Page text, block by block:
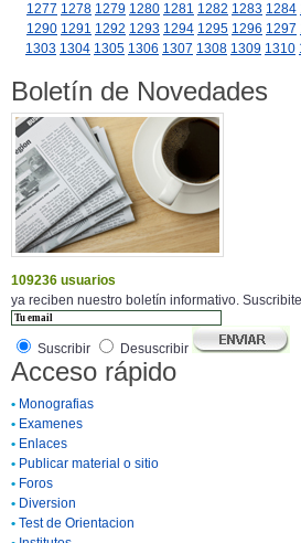
1277 1278 1279 1280 1281 1282 1283 1284
1290 1291 1292 1293 1294 1295 1296 1297
1303 1304 1305 1306 1307 1308 1309 1310
Boletín de Novedades
109236 usuarios
ya reciben nuestro boletín informativo.
Suscribir Desuscribir
Acceso rápido
• Monografias
• Examenes
• Enlaces
• Publicar material o sitio
• Foros
• Diversion
• Test de Orientacion